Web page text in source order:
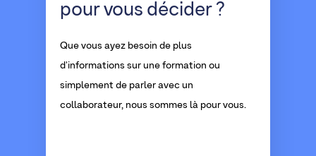
pour vous décider ?
Que vous ayez besoin de plus
d'informations sur une formation ou
simplement de parler avec un
collaborateur, nous sommes là pour vous.